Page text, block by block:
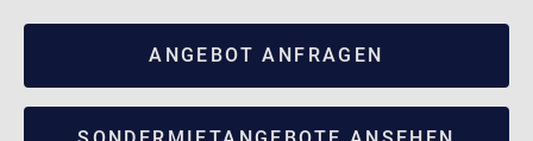
ANGEBOT ANFRAGEN